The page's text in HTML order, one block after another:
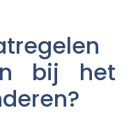
bij het